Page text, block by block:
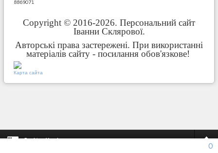
0
8869071
Copyright © 2016-2026. Персональний сайт
Іванни Склярової.
Авторські права застережені. При використанні
матеріалів сайту - посилання обов'язкове!
Карта сайта
Desktop Version